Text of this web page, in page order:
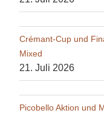
Crémant-Cup und
Mixed
21. Juli 2026
Picobello Aktion und